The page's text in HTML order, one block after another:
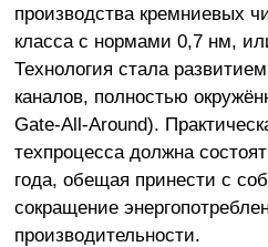
производства кремниевых
класса с нормами 0,7 нм,
Технология стала
каналов, полностью
Gate-All-Around).
техпроцесса должна
года, обещая принести с
сокращение
производительности.